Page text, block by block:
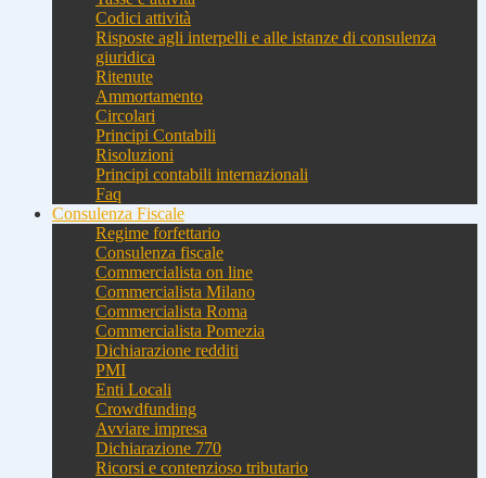
Codici attività
Risposte agli interpelli e alle istanze di consulenza
giuridica
Ritenute
Ammortamento
Circolari
Principi Contabili
Risoluzioni
Principi contabili internazionali
Faq
Consulenza Fiscale
Regime forfettario
Consulenza fiscale
Commercialista on line
Commercialista Milano
Commercialista Roma
Commercialista Pomezia
Dichiarazione redditi
PMI
Enti Locali
Crowdfunding
Avviare impresa
Dichiarazione 770
Ricorsi e contenzioso tributario